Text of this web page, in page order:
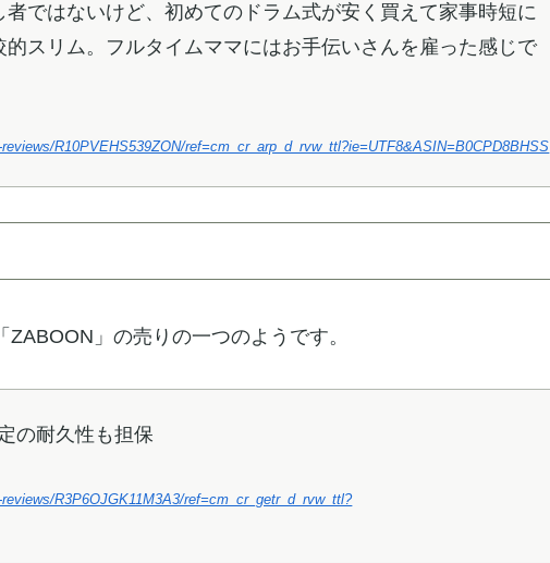
ではないけど、初めてのドラム式が安く買えて家事時短に
スリム。フルタイムママにはお手伝いさんを雇った感じで
R10PVEHS539ZON/ref=cm_cr_arp_d_rvw_ttl?ie=UTF8&ASIN=B0CPD8BHSS
」の売りの一つのようです。
の耐久性も担保
R3P6OJGK11M3A3/ref=cm_cr_getr_d_rvw_ttl?